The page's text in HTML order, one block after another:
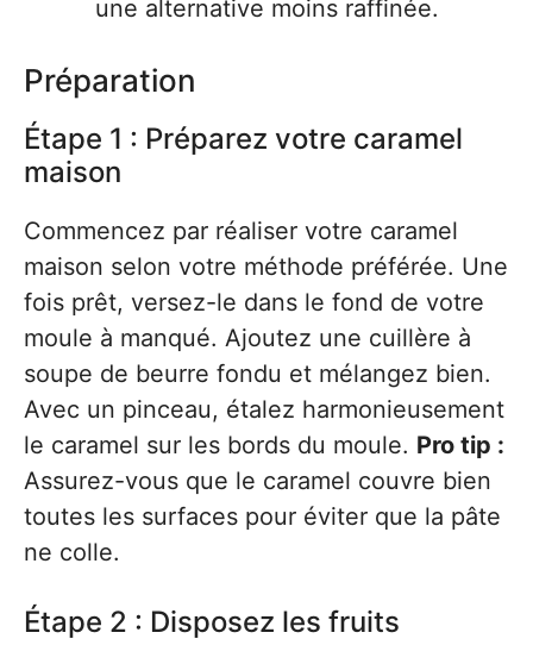
une alternative moins raffinée.
Préparation
Étape 1 : Préparez votre caramel
maison
Commencez par réaliser votre caramel
maison selon votre méthode préférée. Une
fois prêt, versez-le dans le fond de votre
moule à manqué. Ajoutez une cuillère à
soupe de beurre fondu et mélangez bien.
Avec un pinceau, étalez harmonieusement
le caramel sur les bords du moule. Pro tip :
Assurez-vous que le caramel couvre bien
toutes les surfaces pour éviter que la pâte
ne colle.
Étape 2 : Disposez les fruits